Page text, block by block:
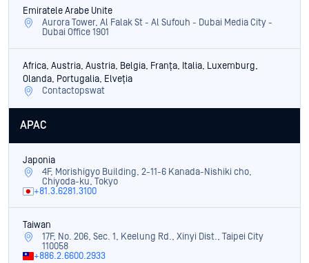
Emiratele Arabe Unite
Aurora Tower, Al Falak St - Al Sufouh - Dubai Media City -
Dubai Office 1901
Africa, Austria, Austria, Belgia, Franța, Italia, Luxemburg,
Olanda, Portugalia, Elveția
Contactopswat
APAC
Japonia
4F, Morishigyo Building, 2-11-6 Kanada-Nishiki cho,
Chiyoda-ku, Tokyo
+81.3.6281.3100
Taiwan
17F, No. 206, Sec. 1, Keelung Rd., Xinyi Dist., Taipei City
110058
+886.2.6600.2933